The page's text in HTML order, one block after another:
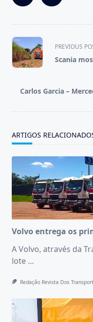
<span
class="nav-
subtitle
reader-
PREVIOUS
Scania
Carlos Garcia –
ARTIGOS
Volvo entrega os
A Volvo, através da
lote ...
Redação Revista Dos